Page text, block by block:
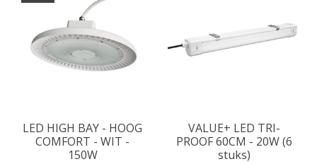
LED HIGH BAY - HOOG
COMFORT - WIT -
150W
VALUE+ LED TRI-
PROOF 60CM - 20W (6
stuks)